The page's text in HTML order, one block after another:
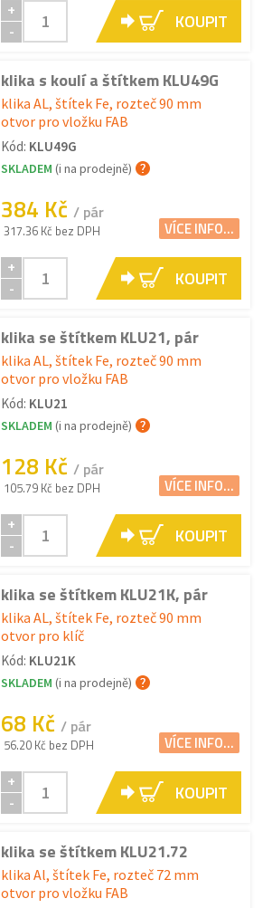
+
-
KOUPIT
klika s koulí a štítkem KLU49G
klika AL, štítek Fe, rozteč 90 mm
otvor pro vložku FAB
Kód: KLU49G
SKLADEM (i na prodejně)
384 Kč / pár
317.36 Kč bez DPH VÍCE INFO...
+
-
KOUPIT
klika se štítkem KLU21, pár
klika AL, štítek Fe, rozteč 90 mm
otvor pro vložku FAB
Kód: KLU21
SKLADEM (i na prodejně)
128 Kč / pár
105.79 Kč bez DPH VÍCE INFO...
+
-
KOUPIT
klika se štítkem KLU21K, pár
klika AL, štítek Fe, rozteč 90 mm
otvor pro klíč
Kód: KLU21K
SKLADEM (i na prodejně)
68 Kč / pár
56.20 Kč bez DPH VÍCE INFO...
+
-
KOUPIT
klika se štítkem KLU21.72
klika Al, štítek Fe, rozteč 72 mm
otvor pro vložku FAB